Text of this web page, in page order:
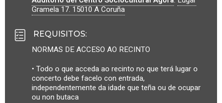
Gramela 17.15010A Coruña
REQUISITOS:
NORMAS DE ACCESO AO RECINTO
• Todo o que acceda ao recinto no que terá lugar o
concerto debe facelo con entrada,
independentemente da idade que teña ou de ocupar
ou non butaca